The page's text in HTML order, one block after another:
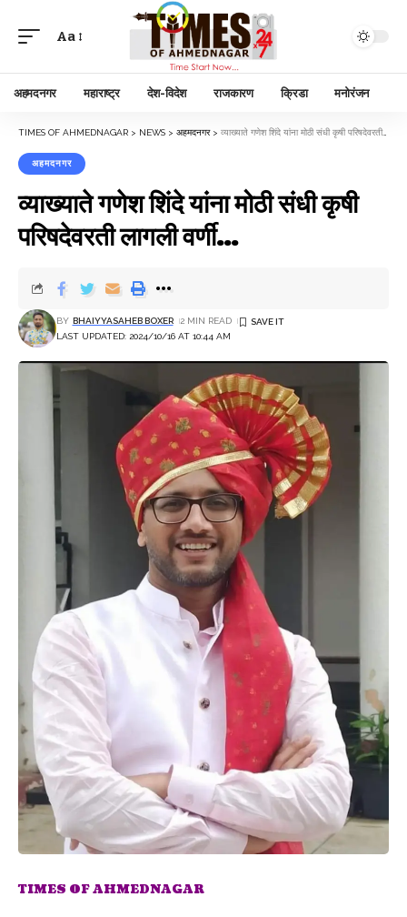
Aa
अहमदनगर महाराष्ट्र देश-विदेश राजकारण क्रिडा मनोरंजन
TIMES OF AHMEDNAGAR > NEWS > अहमदनगर> व्याख्याते गणेश शिंदे यांना मोठी संधी कृषी परिषदेवरती लागली वर्णी…
अहमदनगर
व्याख्याते गणेश शिंदे यांना मोठी संधी कृषी
परिषदेवरती लागली वर्णी…
LAST UPDATED: 2024/10/16 AT 10:44 AM
BY BHAIYYASAHEB BOXER 2 MIN READ
TIMES OF AHMEDNAGAR